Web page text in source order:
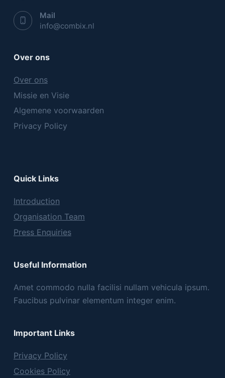
Mail
info@combix.nl
Over ons
Over ons
Missie en Visie
Algemene voorwaarden
Privacy Policy
Quick Links
Introduction
Organisation Team
Press Enquiries
Useful Information
Amet commodo nulla facilisi nullam vehicula ipsum.
Faucibus pulvinar elementum integer enim.
Important Links
Privacy Policy
Cookies Policy